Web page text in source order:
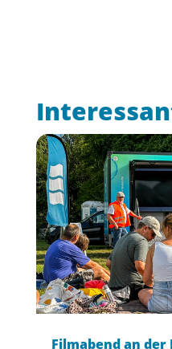
Filmabend an